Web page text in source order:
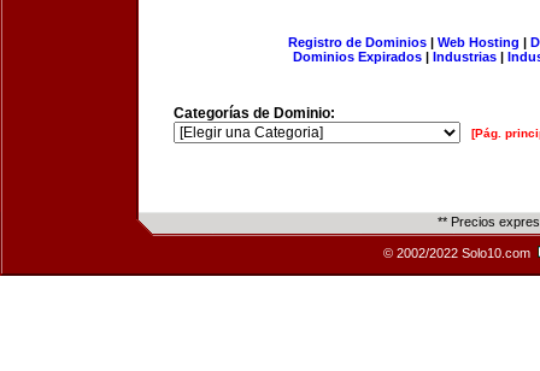
Registro de Dominios| Web Hosting |
Dominios Expirados | Industrias |
Categorías de Dominio:
[Pág.
** Precios
© 2002/2022 Solo10.com